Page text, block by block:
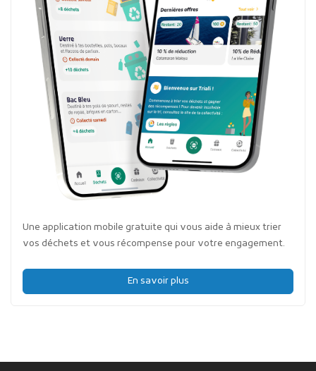
Une application mobile gratuite qui vous aide à mieux trier
vos déchets et vous récompense pour votre engagement.
En savoir plus